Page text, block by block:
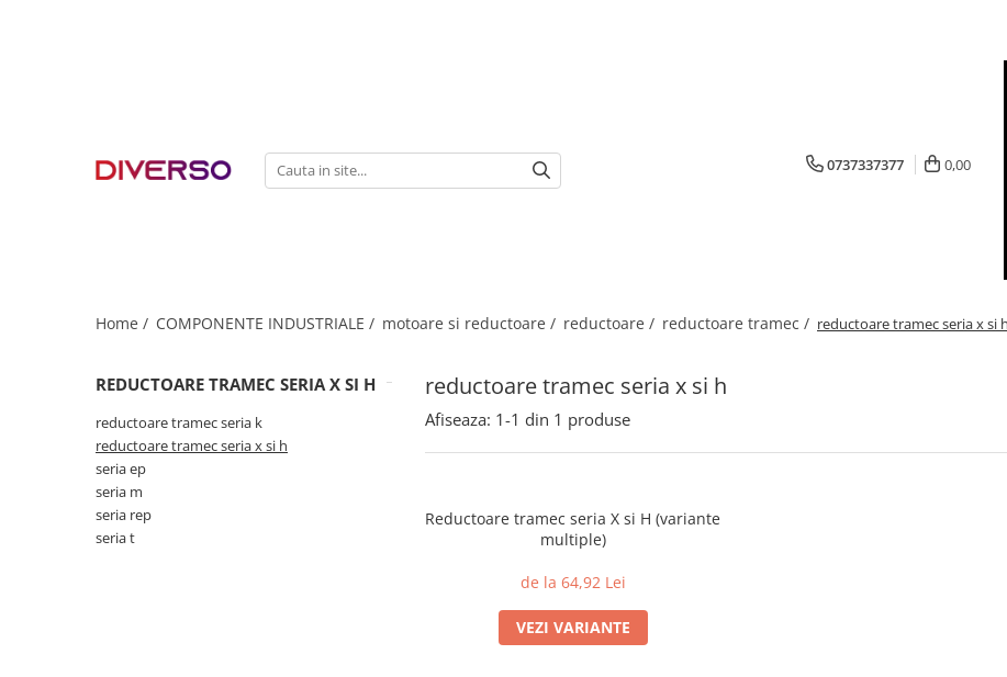
MULTIMATERIAL
0737337377 0,00
Home / COMPONENTE INDUSTRIALE / motoare si reductoare / reductoare / reductoare tramec / reductoare tramec seria x si h
reductoare tramec seria x si h
REDUCTOARE TRAMEC SERIA X SI H
reductoare tramec seria k
reductoare tramec seria x si h
seria ep
seria m
seria rep
seria t
Afiseaza: 1-1 din 1 produse
Reductoare tramec seria X si H (variante
multiple)
de la 64,92 Lei
VEZI VARIANTE